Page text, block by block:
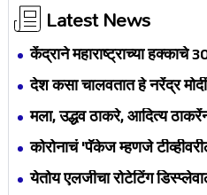
Latest News
केंद्राने महाराष्ट्राच्या हक्काचे
थोरात
देश कसा चालवतात हे नरेंद्र
मला, उद्धव ठाकरे, आदित्य
आम्ही उत्तर देऊ- सुप्रिया सुळे
कोरोनाचं 'पॅकेज म्हणजे
अर्थमंत्री रोज नवा एपिसोड
येतोय एलजीचा रोटेटिंग